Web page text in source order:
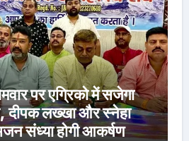
पर एग्रिको में सजेगा
दीपक लख्खा और स्नेहा
संध्या होगी आकर्षण